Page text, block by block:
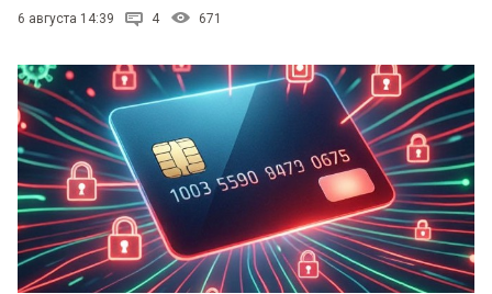
6 августа 14:39 4 671